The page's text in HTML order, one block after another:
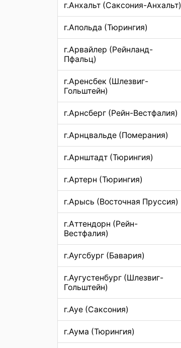
г.Анхальт (Саксония-Анхальт)
г.Апольда (Тюрингия)
г.Арвайлер (Рейнланд-
Пфальц)
г.Аренсбек (Шлезвиг-
Гольштейн)
г.Арнсберг (Рейн-Вестфалия)
г.Арнцвальде (Померания)
г.Арнштадт (Тюрингия)
г.Артерн (Тюрингия)
г.Арысь (Восточная Пруссия)
г.Аттендорн (Рейн-
Вестфалия)
г.Аугсбург (Бавария)
г.Аугустенбург (Шлезвиг-
Гольштейн)
г.Ауе (Саксония)
г.Аума (Тюрингия)